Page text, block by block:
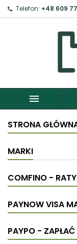
Telefon: +48 609

STRONA
MARKI
COMFINO -
PAYNOW VISA
PAYPO - ZAPŁAĆ